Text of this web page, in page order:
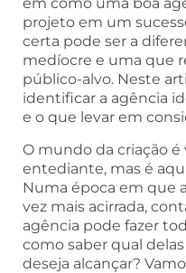
projeto em um
certa pode ser a
medíocre e uma que
público-alvo. Neste
identificar a agência
e o que levar em
O mundo da criação
entediante, mas é
Numa época em que
vez mais acirrada,
agência pode fazer
como saber qual
deseja alcançar?